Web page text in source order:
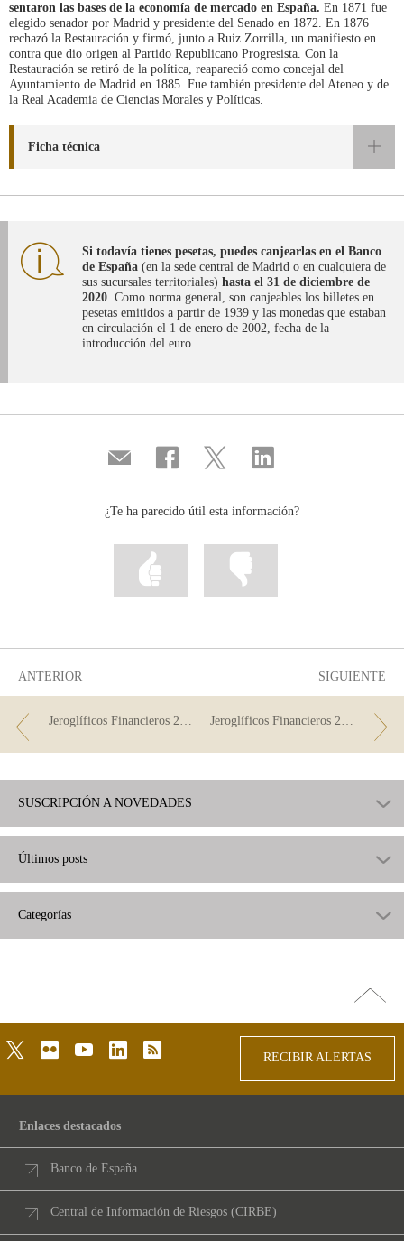
sentaron las bases de la economía de mercado en España. En 1871 fue
elegido senador por Madrid y presidente del Senado en 1872. En 1876
rechazó la Restauración y firmó, junto a Ruiz Zorrilla, un manifiesto en
contra que dio origen al Partido Republicano Progresista. Con la
Restauración se retiró de la política, reapareció como concejal del
Ayuntamiento de Madrid en 1885. Fue también presidente del Ateneo y de
la Real Academia de Ciencias Morales y Políticas.
Ficha técnica
Si todavía tienes pesetas, puedes canjearlas en el Banco
de España (en la sede central de Madrid o en cualquiera de
sus sucursales territoriales) hasta el 31 de diciembre de
2020. Como norma general, son canjeables los billetes en
pesetas emitidos a partir de 1939 y las monedas que estaban
en circulación el 1 de enero de 2002, fecha de la
introducción del euro.
Compartir
por
Compartir
en
Compartir
en
Compartir
en
¿Te ha parecido útil esta información?
Marcar
información
ANTERIOR
Jeroglíficos Financieros 2019 (3)
SIGUIENTE
Jeroglíficos Financieros 2019 (2)
SUSCRIPCIÓN A NOVEDADES
Últimos posts
Categorías
arriba
twitterflickr youtubelinkedinrss
RECIBIR ALERTAS
Enlaces destacados
Banco de España
Central de Información de Riesgos (CIRBE)